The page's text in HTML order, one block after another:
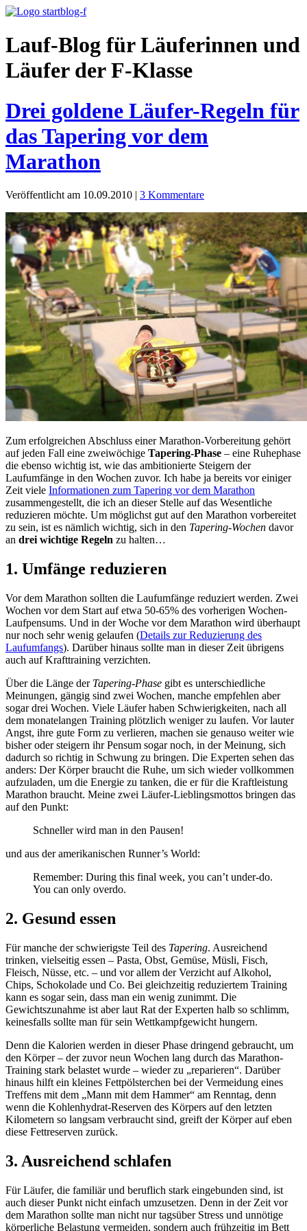
Lauf-Blog für Läuferinnen und
Läufer der F-Klasse
Drei goldene Läufer-Regeln für
das Tapering vor dem
Marathon
Veröffentlicht am 10.09.2010 | 3 Kommentare
Zum erfolgreichen Abschluss einer Marathon-Vorbereitung gehört
auf jeden Fall eine zweiwöchige Tapering-Phase – eine Ruhephase
die ebenso wichtig ist, wie das ambitionierte Steigern der
Laufumfänge in den Wochen zuvor. Ich habe ja bereits vor einiger
Zeit viele Informationen zum Tapering vor dem Marathon
zusammengestellt, die ich an dieser Stelle auf das Wesentliche
reduzieren möchte. Um möglichst gut auf den Marathon vorbereitet
zu sein, ist es nämlich wichtig, sich in den Tapering-Wochen davor
an drei wichtige Regeln zu halten…
1. Umfänge reduzieren
Vor dem Marathon sollten die Laufumfänge reduziert werden. Zwei
Wochen vor dem Start auf etwa 50-65% des vorherigen Wochen-
Laufpensums. Und in der Woche vor dem Marathon wird überhaupt
nur noch sehr wenig gelaufen (Details zur Reduzierung des
Laufumfangs). Darüber hinaus sollte man in dieser Zeit übrigens
auch auf Krafttraining verzichten.
Über die Länge der Tapering-Phase gibt es unterschiedliche
Meinungen, gängig sind zwei Wochen, manche empfehlen aber
sogar drei Wochen. Viele Läufer haben Schwierigkeiten, nach all
dem monatelangen Training plötzlich weniger zu laufen. Vor lauter
Angst, ihre gute Form zu verlieren, machen sie genauso weiter wie
bisher oder steigern ihr Pensum sogar noch, in der Meinung, sich
dadurch so richtig in Schwung zu bringen. Die Experten sehen das
anders: Der Körper braucht die Ruhe, um sich wieder vollkommen
aufzuladen, um die Energie zu tanken, die er für die Kraftleistung
Marathon braucht. Meine zwei Läufer-Lieblingsmottos bringen das
auf den Punkt:
Schneller wird man in den Pausen!
und aus der amerikanischen Runner’s World:
Remember: During this final week, you can’t under-do.
You can only overdo.
2. Gesund essen
Für manche der schwierigste Teil des Tapering. Ausreichend
trinken, vielseitig essen – Pasta, Obst, Gemüse, Müsli, Fisch,
Fleisch, Nüsse, etc. – und vor allem der Verzicht auf Alkohol,
Chips, Schokolade und Co. Bei gleichzeitig reduziertem Training
kann es sogar sein, dass man ein wenig zunimmt. Die
Gewichtszunahme ist aber laut Rat der Experten halb so schlimm,
keinesfalls sollte man für sein Wettkampfgewicht hungern.
Denn die Kalorien werden in dieser Phase dringend gebraucht, um
den Körper – der zuvor neun Wochen lang durch das Marathon-
Training stark belastet wurde – wieder zu „reparieren“. Darüber
hinaus hilft ein kleines Fettpölsterchen bei der Vermeidung eines
Treffens mit dem „Mann mit dem Hammer“ am Renntag, denn
wenn die Kohlenhydrat-Reserven des Körpers auf den letzten
Kilometern so langsam verbraucht sind, greift der Körper auf eben
diese Fettreserven zurück.
3. Ausreichend schlafen
Für Läufer, die familiär und beruflich stark eingebunden sind, ist
auch dieser Punkt nicht einfach umzusetzen. Denn in der Zeit vor
dem Marathon sollte man nicht nur tagsüber Stress und unnötige
körperliche Belastung vermeiden, sondern auch frühzeitig im Bett